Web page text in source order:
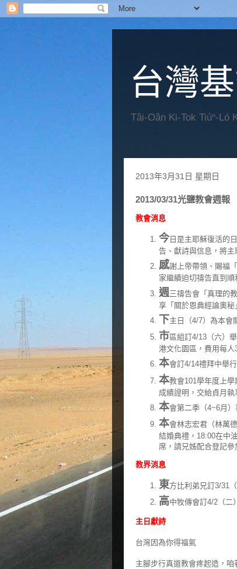
台灣
Tâi-Oân Ki-Tok Tiúⁿ-Ló
2013年3月31日 星期日
2013/03/31光鹽教會週報
教會消息
今日是主耶穌復活的
告、獻詩與信息，將主
感謝上帝帶領、賜福
家繼續迫切禱告直到順
週三禱告會「真理的
享「關於恩典經論奧秘
下主日（4/7）為本會
市區組訂4/13（六）
港文化園區，費用每人
本會訂4/14禮拜中舉
本教會101學年度上
成績證明，交給貞月
本會第二季（4~6月
本會林志宏君（林萬
結婚典禮，18:00在中
席，請兄姊配合登記參
教界消息
東方比利弟兄訂3/31
高中牧傳會訂4/2（二
主日獻詩
台灣因為你得福氣
主腳步行真道教會疼起造，